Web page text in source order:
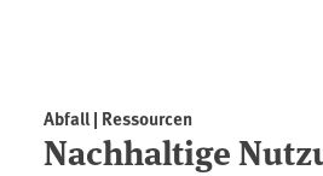
Abfall | Ressourcen
Nachhaltige